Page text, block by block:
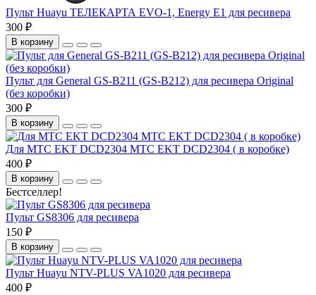
Пульт Huayu ТЕЛЕКАРТА EVO-1, Energy E1 для ресивера
300 ₽
В корзину
Пульт для General GS-B211 (GS-B212) для ресивера Original
(без коробки)
300 ₽
В корзину
Для МТС EKT DCD2304 МТС EKT DCD2304 ( в коробке)
400 ₽
В корзину
Бестселлер!
Пульт GS8306 для ресивера
150 ₽
В корзину
Пульт Huayu NTV-PLUS VA1020 для ресивера
400 ₽